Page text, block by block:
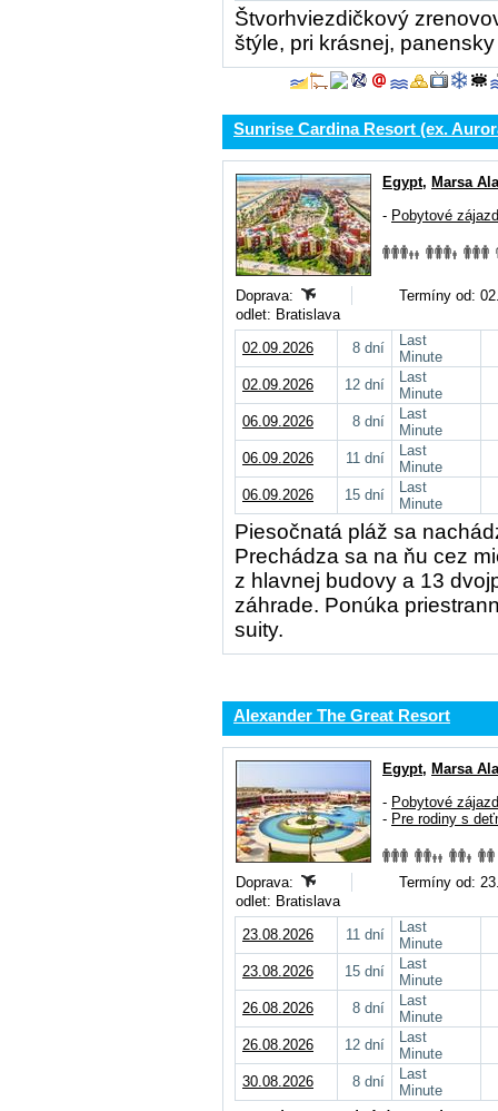
Štvorhviezdičkový
štýle, pri krásnej,
Sunrise Cardina Resort (ex.
Egypt, Marsa
- Pobytové
Doprava:
Termíny od:
odlet: Bratislava
02.09.2026
8 dní
Last
Minute
02.09.2026
12 dní
Last
Minute
06.09.2026
8 dní
Last
Minute
06.09.2026
11 dní
Last
Minute
06.09.2026
15 dní
Last
Minute
Piesočnatá pláž sa
Prechádza sa na ňu cez
z hlavnej budovy a 13
záhrade. Ponúka
suity.
Alexander The Great Resort
Egypt, Marsa
- Pobytové
- Pre rodiny s
Doprava:
Termíny od:
odlet: Bratislava
23.08.2026
11 dní
Last
Minute
23.08.2026
15 dní
Last
Minute
26.08.2026
8 dní
Last
Minute
26.08.2026
12 dní
Last
Minute
30.08.2026
8 dní
Last
Minute